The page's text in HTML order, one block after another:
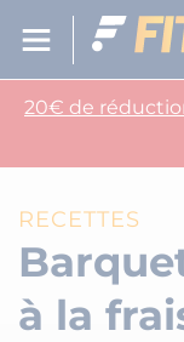
20€ de
RECETTES
à la